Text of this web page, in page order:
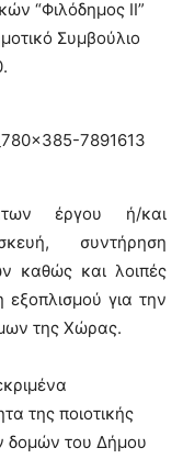
“Φιλόδημος ΙΙ”
Συμβούλιο
έργου ή/και
συντήρηση
καθώς και λοιπές
εξοπλισμού για την
της Χώρας.
της ποιοτικής
δομών του Δήμου